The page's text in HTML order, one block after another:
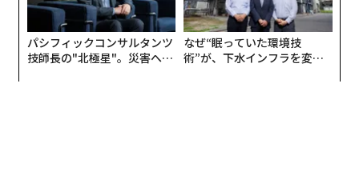
パシフィックコンサルタンツ
技師長の"北極星"。災害への
なぜ“眠っていた環境技
術”が、下水インフラを変え